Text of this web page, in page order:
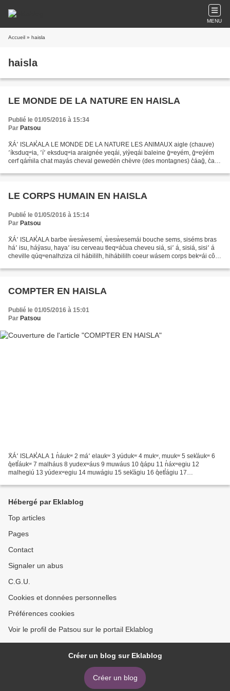
MENU
Accueil » haisla
haisla
LE MONDE DE LA NATURE EN HAISLA
Publié le 01/05/2016 à 15:34
Par Patsou
X̄Á՚ ISLAK̕ALA LE MONDE DE LA NATURE LES ANIMAUX aigle (chauve)
՚íksduqʷia, ՚í՚ eksduqʷia araignée yeqái, yiy̓eqái baleine ḡʷeyém, ḡʷey̓ém
cerf qám̓ila chat mayás cheval gewedén chèvre (des montagnes) c̓áaḡ, c̓aḡ
LE CORPS HUMAIN EN HAISLA
Publié le 01/05/2016 à 15:14
Par Patsou
X̄Á՚ ISLAK̕ALA barbe w̓esw̓esemí, w̓esw̓esemái bouche sems, siséms bras
há՚ isu, háy̓asu, haya՚ isu cerveau tleqʷác̓ua cheveu siá, si՚ á, sisiá, sisi՚ á
cheville qúqʷenalhziza cil hábililh, hihábililh coeur wásem corps bekʷái côte
COMPTER EN HAISLA
Publié le 01/05/2016 à 15:01
Par Patsou
X̄Á՚ ISLAK̕ALA 1 n̓áukʷ 2 má՚ elaukʷ 3 yúdukʷ 4 mukʷ, muukʷ 5 sek̕áukʷ 6
q̓etl̕áukʷ 7 malháus 8 yudexʷáus 9 muwáus 10 q̓ápu 11 n̓áxʷegiu 12
malhegiú 13 yúdexʷegiu 14 muwágiu 15 sek̕ágiu 16 q̓etl̕ágiu 17
Hébergé par Eklablog
Top articles
Pages
Contact
Signaler un abus
C.G.U.
Cookies et données personnelles
Préférences cookies
Voir le profil de Patsou sur le portail Eklablog
Créer un blog sur Eklablog
Créer un blog